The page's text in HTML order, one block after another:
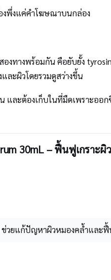
งพึ่งแค่คำโฆษณาบนกล่อง
งทางพร้อมกัน คือยับยั้ง
ละผิวโดยรวมดูสว่างขึ้น
ละต้องเก็บในที่มืดเพราะออ
30mL – ฟื้นฟูเกราะ
ช่วยแก้ปัญหาผิวหมองคล้ำและ